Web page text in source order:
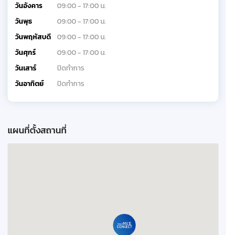
วันอังคาร
09:00 - 17:00 น.
วันพุธ
09:00 - 17:00 น.
วันพฤหัสบดี 09:00 - 17:00 น.
วันศุกร์
09:00 - 17:00 น.
วันเสาร์
ปิดทำการ
วันอาทิตย์
ปิดทำการ
แผนที่ตั้งสถานที่